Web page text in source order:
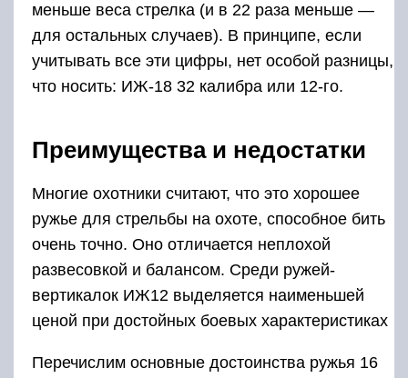
меньше веса стрелка (и в 22 раза меньше —
для остальных случаев). В принципе, если
учитывать все эти цифры, нет особой разницы,
что носить: ИЖ-18 32 калибра или 12-го.
Преимущества и недостатки
Многие охотники считают, что это хорошее
ружье для стрельбы на охоте, способное бить
очень точно. Оно отличается неплохой
развесовкой и балансом. Среди ружей-
вертикалок ИЖ12 выделяется наименьшей
ценой при достойных боевых характеристиках
Перечислим основные достоинства ружья 16